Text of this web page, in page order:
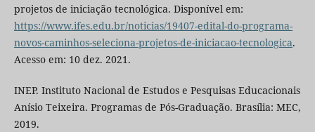
projetos de iniciação tecnológica. Disponível em:
https://www.ifes.edu.br/noticias/19407-edital-do-programa-
novos-caminhos-seleciona-projetos-de-iniciacao-tecnologica.
Acesso em: 10 dez. 2021.
INEP. Instituto Nacional de Estudos e Pesquisas Educacionais
Anísio Teixeira. Programas de Pós-Graduação. Brasília: MEC,
2019.